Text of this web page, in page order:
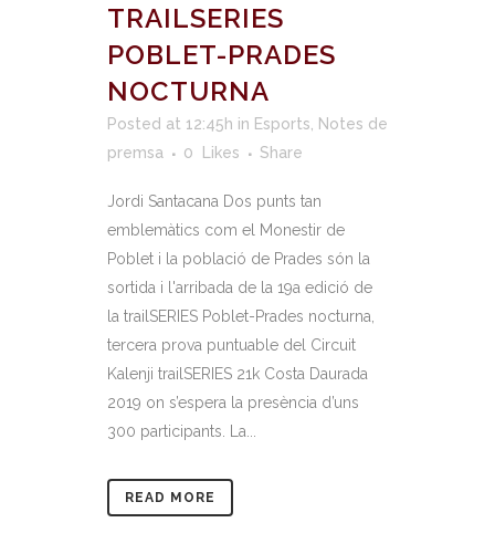
TRAILSERIES
POBLET-PRADES
NOCTURNA
Posted at 12:45h in Esports
Notes de
premsa
0 Likes Share
Jordi Santacana Dos punts tan
emblemàtics com el Monestir de
Poblet i la població de Prades són la
sortida i l'arribada de la 19a edició de
la trailSERIES Poblet-Prades nocturna,
tercera prova puntuable del Circuit
Kalenji trailSERIES 21k Costa Daurada
2019 on s’espera la presència d’uns
300 participants. La...
READ MORE